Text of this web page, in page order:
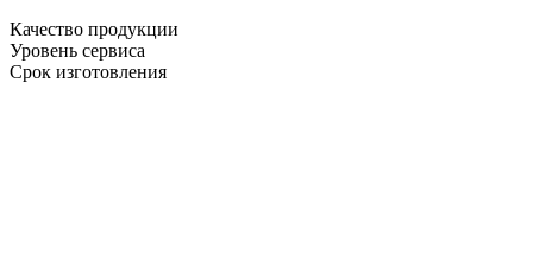
Качество продукции
Уровень сервиса
Срок изготовления